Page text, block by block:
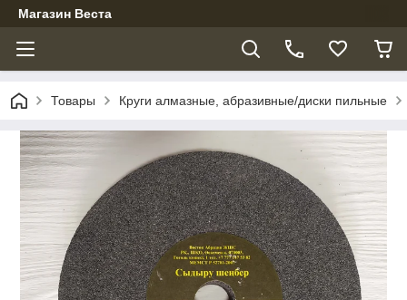
Магазин Веста
Товары Круги алмазные, абразивные/диски пильные